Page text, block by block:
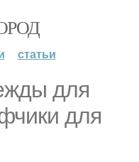
статьи
для
для